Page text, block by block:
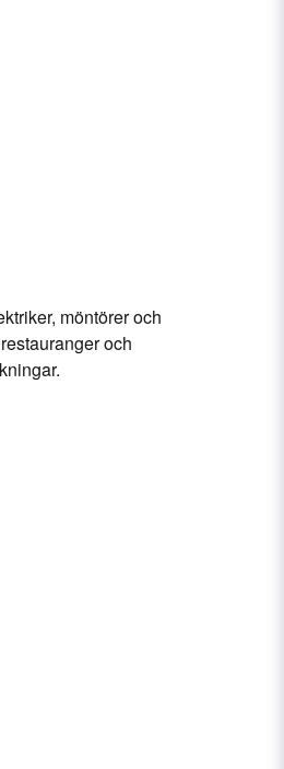
möntörer och
och